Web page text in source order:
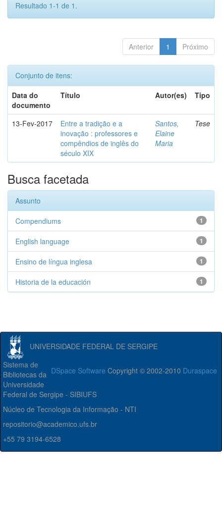
Resultado 1-1 de 1.
Anterior 1 Próximo
Conjunto de itens:
Data do
documento
Título Autor(es) Tipo
13-Fev-2017
Entre a tradição e a
inovação : professores e
compêndios de inglês do
século XIX
Santos,
Elaine
Maria
Tese
Busca facetada
Assunto
1
Compendiums
1
English language
1
Ensino de língua inglesa
1
Historia de la educación
UNIVERSIDADE FEDERAL DE SERGIPE
DSpace Software Copyright © 2002-2010 Duraspace
Sistema de
Bibliotecas da
Universidade
Federal de Sergipe - SIBIUFS
Núcleo de Tecnologia da Informação - NTI
repositorio@academico.ufs.br
+55 79 3194-6528